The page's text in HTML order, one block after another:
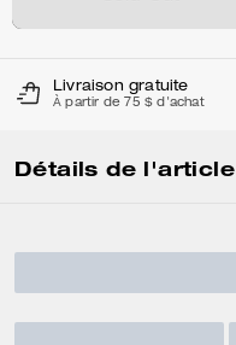
Livraison gratuite
À partir de 75 $ d'achat
Détails de l'article